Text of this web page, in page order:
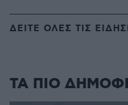
ΔΕΙΤΕ ΟΛΕΣ ΤΙΣ
ΤΑ ΠΙΟ